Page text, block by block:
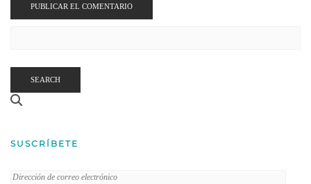
SEARCH
SUSCRÍBETE
Dirección